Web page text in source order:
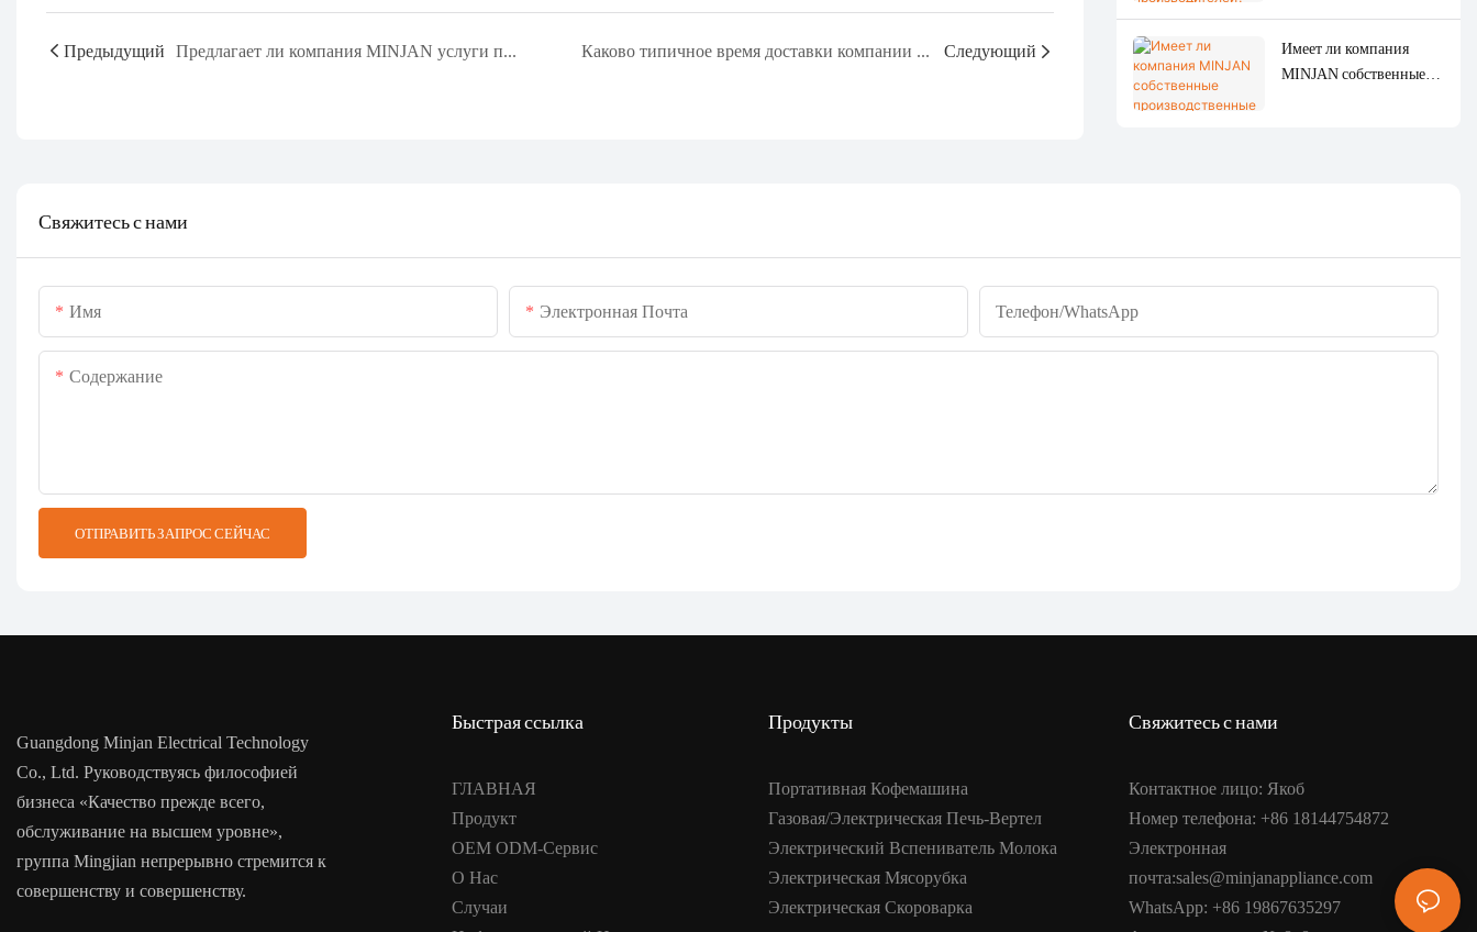
Предыдущий Предлагает ли компания MINJAN услуги по разработке индивидуального дизайна внешнего вида? Каково типичное время доставки компании MINJAN? Следующий
Имеет ли компания
MINJAN собственные
Свяжитесь с нами
Имя Электронная Почта Телефон/WhatsApp
Содержание
ОТПРАВИТЬ ЗАПРОС СЕЙЧАС
Guangdong Minjan Electrical Technology
Co., Ltd. Руководствуясь философией
бизнеса «Качество прежде всего,
обслуживание на высшем уровне»,
группа Mingjian непрерывно стремится к
совершенству и совершенству.
Быстрая ссылка
ГЛАВНАЯ
Продукт
OEM ODM-Сервис
О Нас
Случаи
Продукты
Портативная Кофемашина
Газовая/электрическая Печь-Вертел
Электрический Вспениватель Молока
Электрическая Мясорубка
Электрическая Скороварка
Свяжитесь с нами
Контактное лицо: Якоб
Номер телефона: +86 18144754872
Электронная
почта:sales@minjanappliance.com
WhatsApp: +86 19867635297